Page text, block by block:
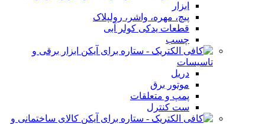
ابزار
پیچ، مهره، واشر، رولپلاک
قطعات یدکی کولر آبی
چسب
ابزار برقی و
تاسیسات
دریل
موتور برق
پمپ و متعلقات
ست کنترل
کالای ساختمانی و